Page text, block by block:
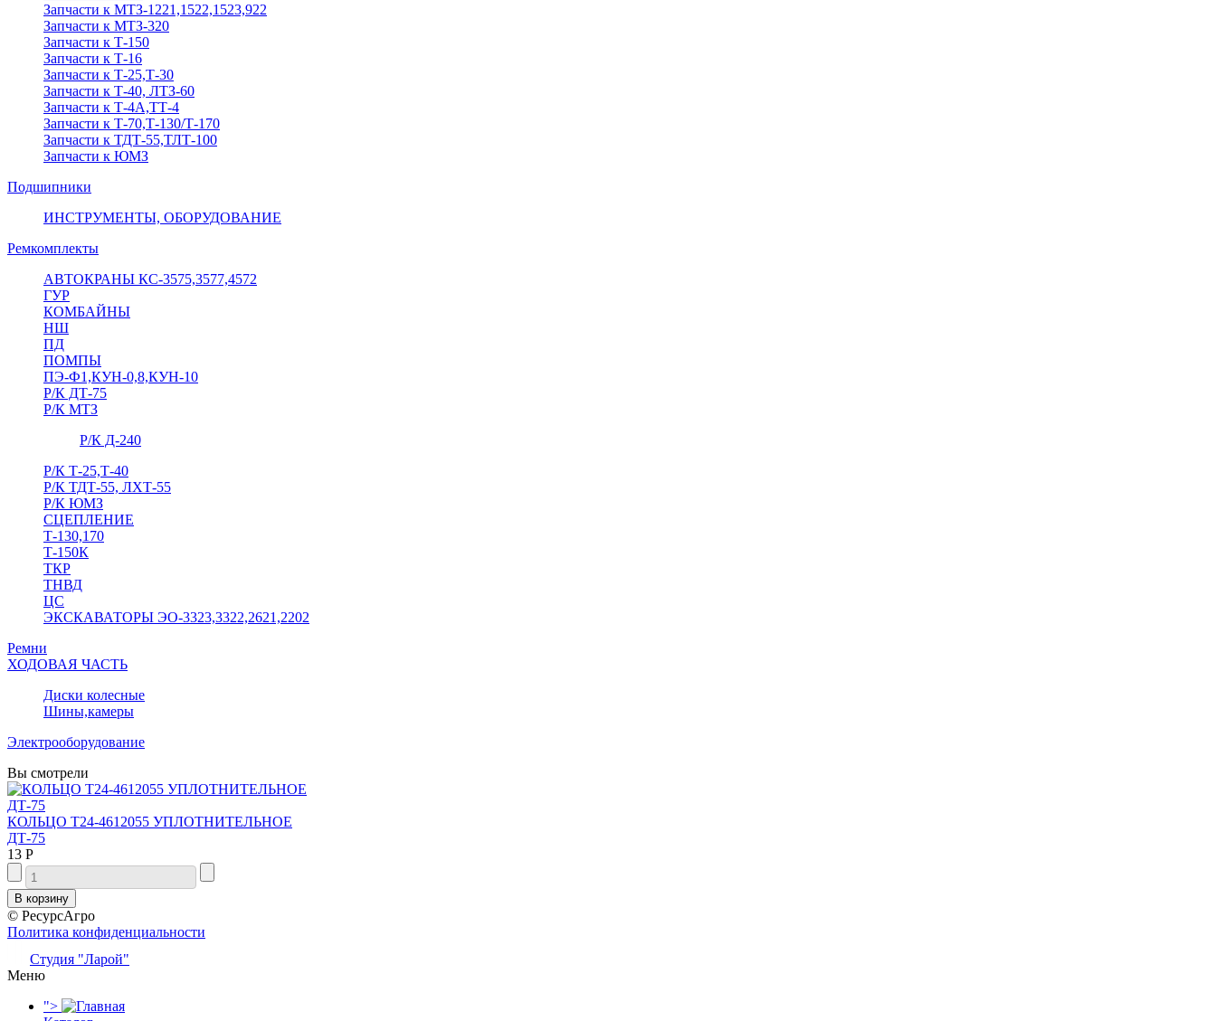
Запчасти к МТЗ-1221,1522,1523,922
Запчасти к МТЗ-320
Запчасти к Т-150
Запчасти к Т-16
Запчасти к Т-25,Т-30
Запчасти к Т-40, ЛТЗ-60
Запчасти к Т-4А,ТТ-4
Запчасти к Т-70,Т-130/Т-170
Запчасти к ТДТ-55,ТЛТ-100
Запчасти к ЮМЗ
Подшипники
ИНСТРУМЕНТЫ, ОБОРУДОВАНИЕ
Ремкомплекты
АВТОКРАНЫ КС-3575,3577,4572
ГУР
КОМБАЙНЫ
НШ
ПД
ПОМПЫ
ПЭ-Ф1,КУН-0,8,КУН-10
Р/К ДТ-75
Р/К МТЗ
Р/К Д-240
Р/К Т-25,Т-40
Р/К ТДТ-55, ЛХТ-55
Р/К ЮМЗ
СЦЕПЛЕНИЕ
Т-130,170
Т-150К
ТКР
ТНВД
ЦС
ЭКСКАВАТОРЫ ЭО-3323,3322,2621,2202
Ремни
ХОДОВАЯ ЧАСТЬ
Диски колесные
Шины,камеры
Электрооборудование
Вы смотрели
КОЛЬЦО Т24-4612055 УПЛОТНИТЕЛЬНОЕ
ДТ-75
13 Р
© РесурсАгро
Политика конфиденциальности
Студия "Ларой"
Меню
">